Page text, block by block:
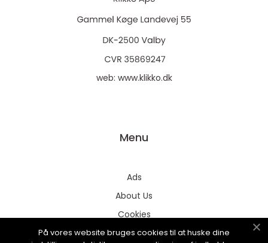
web: www.klikko.dk
Menu
Ads
About Us
Cookies
Contact
På vores website bruges cookies til at huske dine